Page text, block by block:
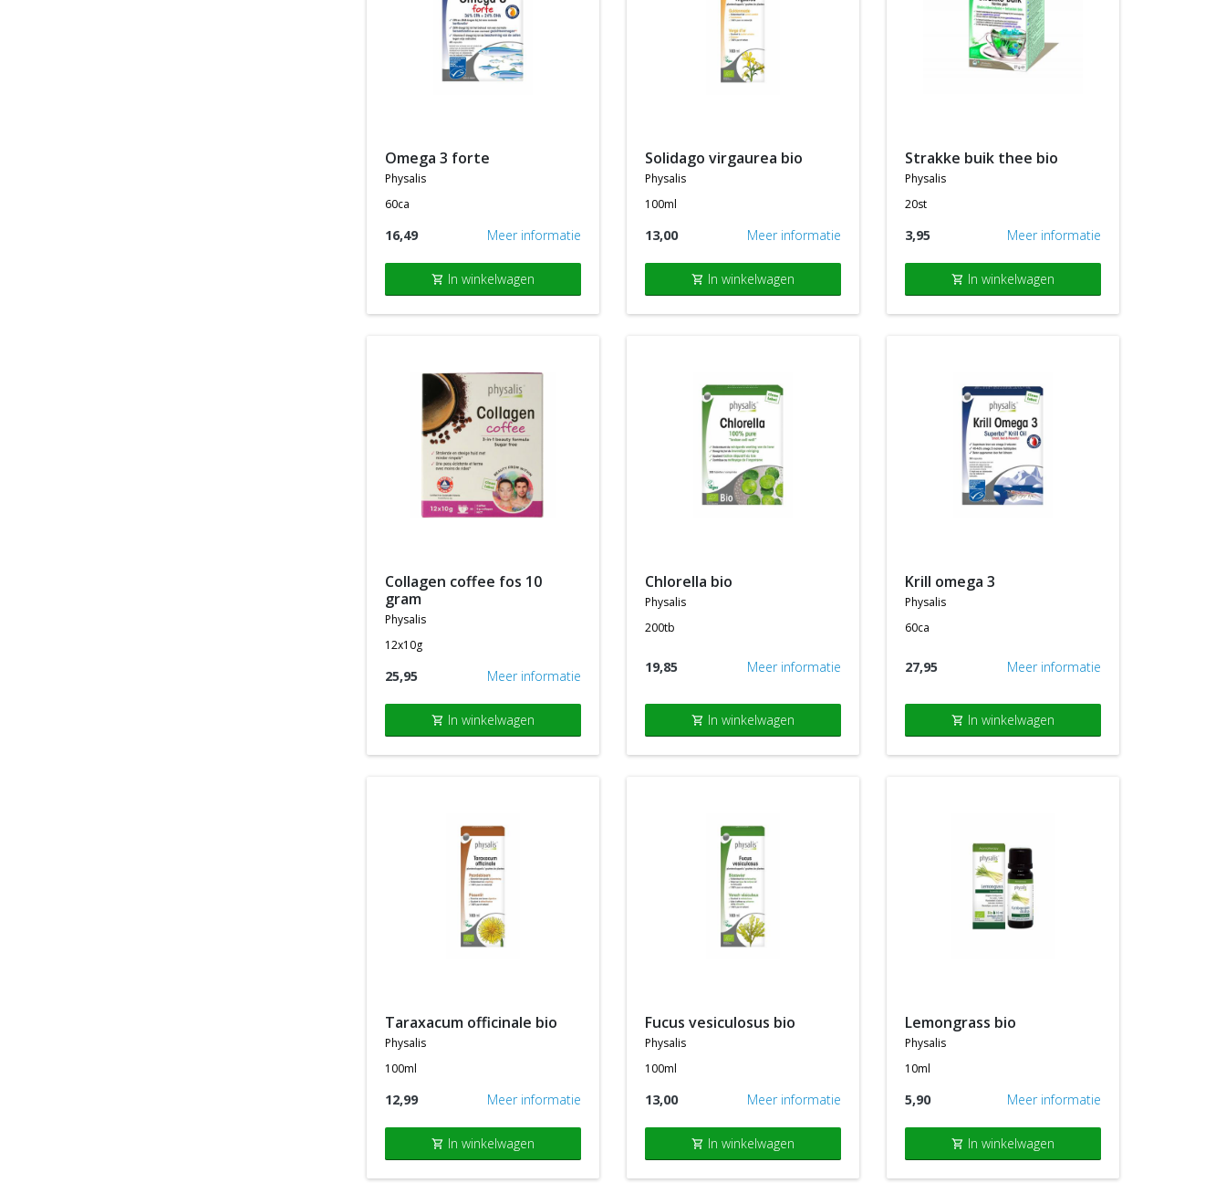
omega 3 forte
physalis
60ca
16,49 Meer informatie
shopping_cart In winkelwagen
solidago virgaurea bio
physalis
100ml
13,00 Meer informatie
shopping_cart In winkelwagen
strakke buik thee bio
physalis
20st
3,95 Meer informatie
shopping_cart In winkelwagen
collagen coffee fos 10
gram
physalis
12x10g
25,95 Meer informatie
shopping_cart In winkelwagen
chlorella bio
physalis
200tb
19,85 Meer informatie
shopping_cart In winkelwagen
krill omega 3
physalis
60ca
27,95 Meer informatie
shopping_cart In winkelwagen
taraxacum officinale bio
physalis
100ml
12,99 Meer informatie
shopping_cart In winkelwagen
fucus vesiculosus bio
physalis
100ml
13,00 Meer informatie
shopping_cart In winkelwagen
lemongrass bio
physalis
10ml
5,90 Meer informatie
shopping_cart In winkelwagen